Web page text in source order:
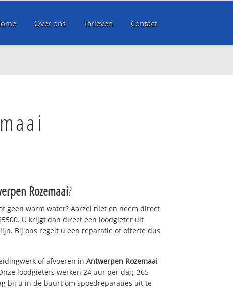
Over ons Tarieven Contact
Rozemaai?
geen warm water? Aarzel niet en neem direct
U krijgt dan direct een loodgieter uit
Bij ons regelt u een reparatie of offerte dus
of afvoeren in Antwerpen Rozemaai
loodgieters werken 24 uur per dag, 365
bij u in de buurt om spoedreparaties uit te